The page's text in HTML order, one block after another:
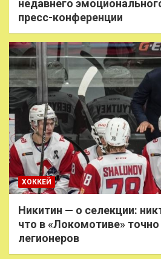
недавнего
пресс-конференции
ХОККЕЙ
Никитин — о селекции:
что в «Локомотиве»
легионеров